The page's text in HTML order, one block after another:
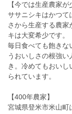
【今では生産農家
ササニシキはかつて
さから生産する農
キは大変希少です。
毎日食べても飽きな
うおいしさの根強
き。冷めてもおい
られています。
【400年農家】
宮城県登米市米山町